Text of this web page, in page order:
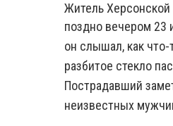
Житель
поздно вечером 23
он слышал, как что-
разбитое стекло
Пострадавший
неизвестных